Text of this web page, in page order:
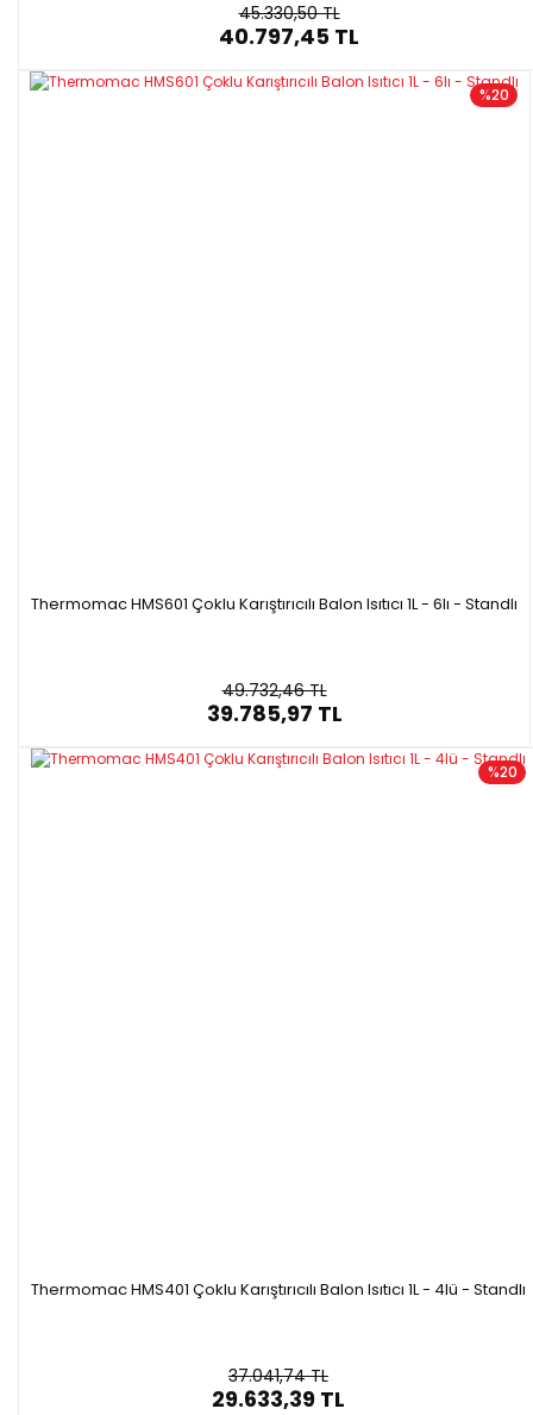
45.330,50 TL
40.797,45 TL
%20
Thermomac HMS601 Çoklu Karıştırıcılı Balon Isıtıcı 1L - 6lı - Standlı
49.732,46 TL
39.785,97 TL
%20
Thermomac HMS401 Çoklu Karıştırıcılı Balon Isıtıcı 1L - 4lü - Standlı
37.041,74 TL
29.633,39 TL